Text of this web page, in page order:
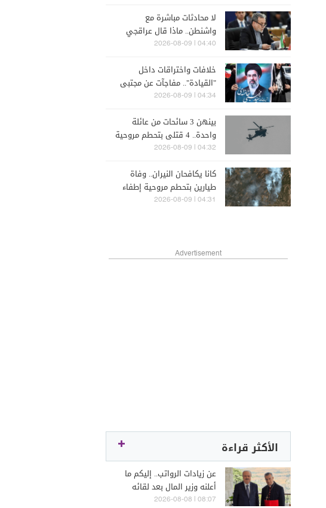
لا محادثات مباشرة مع
واشنطن.. ماذا قال عراقجي
عن هرمز؟
04:40 | 2026-08-09
خلافات واختراقات داخل
"القيادة".. مفاجآت عن مجتبى
خامنئي يكشفها رجل دين
04:34 | 2026-08-09
بينهن 3 سائحات من عائلة
واحدة.. 4 قتلى بتحطم مروحية
في ريو دي جانيرو
04:32 | 2026-08-09
كانا يكافحان النيران.. وفاة
طيارين بتحطم مروحية إطفاء
في يوتا
04:31 | 2026-08-09
Advertisement
الأكثر قراءة
عن زيادات الرواتب.. إليكم ما
أعلنه وزير المال بعد لقائه
الراعي
08:07 | 2026-08-08